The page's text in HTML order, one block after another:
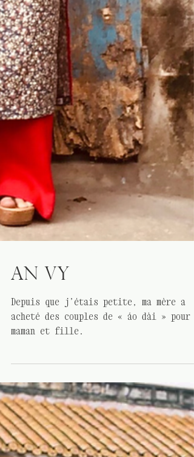
HISTOIRES SUR L'ÁO DÀI
An Vy
maman et fille.